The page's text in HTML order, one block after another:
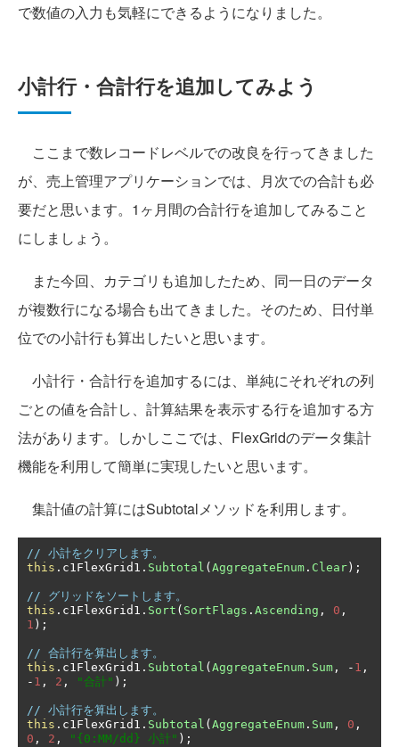
で数値の入力も気軽にできるようになりました。
小計行・合計行を追加してみよう
ここまで数レコードレベルでの改良を行ってきました
が、売上管理アプリケーションでは、月次での合計も必
要だと思います。1ヶ月間の合計行を追加してみること
にしましょう。
また今回、カテゴリも追加したため、同一日のデータ
が複数行になる場合も出てきました。そのため、日付単
位での小計行も算出したいと思います。
小計行・合計行を追加するには、単純にそれぞれの列
ごとの値を合計し、計算結果を表示する行を追加する方
法があります。しかしここでは、FlexGridのデータ集計
機能を利用して簡単に実現したいと思います。
集計値の計算にはSubtotalメソッドを利用します。
// 小計をクリアします。
this . c1FlexGrid1 . Subtotal (AggregateEnum . Clear);
// グリッドをソートします。
this . c1FlexGrid1 . Sort ( SortFlags . Ascending , 0 ,
1 );
// 合計行を算出します。
this . c1FlexGrid1 . Subtotal (AggregateEnum . Sum , - 1 ,
- 1 , 2 , "合計" );
// 小計行を算出します。
this . c1FlexGrid1 . Subtotal (AggregateEnum . Sum , 0 ,
0 , 2 , "{0:MM/dd} 小計" );